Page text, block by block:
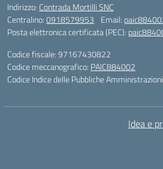
Indirizzo: Contrada Mortilli SNC
Centralino:0918579953 Email:
Posta elettronica certificata (PEC):
Codice fiscale: 97167430822
Codice meccanografico: PAIC884002
Codice Indice delle Pubbliche
Idea e